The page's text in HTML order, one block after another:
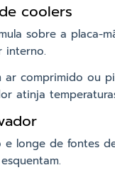
coolers
sobre a placa-
interno.
ar comprimido ou
atinja
longe de fontes